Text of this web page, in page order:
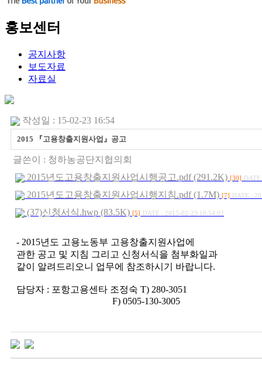
홍보센터
공지사항
보도자료
자료실
작성일 : 15-02-23 16:54
2015 『고용창출지원사업』공고
글쓴이 : 청하농공단지협의회
2015년도고용창출지원사업시행공고.pdf (291.2K) [30]
2015년도고용창출지원사업시행지침.pdf (1.7M) [7] DATE :
(37)신청서식.hwp (83.5K) [5] DATE : 2015-02-23 16:54:02
- 2015년도 고용노동부 고용창출지원사업에
관한 공고 및 지침 그리고 신청서식을 첨부화일과
같이 알려드리오니 업무에 참조하시기 바랍니다.
담당자 : 포항고용센타 조정숙 T) 280-3051
F) 0505-130-3005